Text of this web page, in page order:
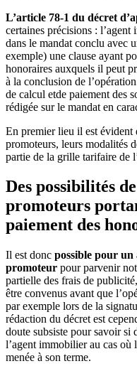
L’article 78-1 du décret
certaines précisions :
dans le mandat conclu avec
exemple) une clause ayant
honoraires auxquels il peut
à la conclusion de
de calcul etde paiement des
rédigée sur le mandat en
En premier lieu il est évident
promoteurs, leurs modalités
partie de la grille tarifaire de
Des possibilités
promoteurs
paiement des
Il est donc possible pour un
promoteur pour parvenir
partielle des frais de
être convenus avant que
par exemple lors de la
rédaction du décret est
doute subsiste pour savoir si
l’agent immobilier au cas où
menée à son terme.